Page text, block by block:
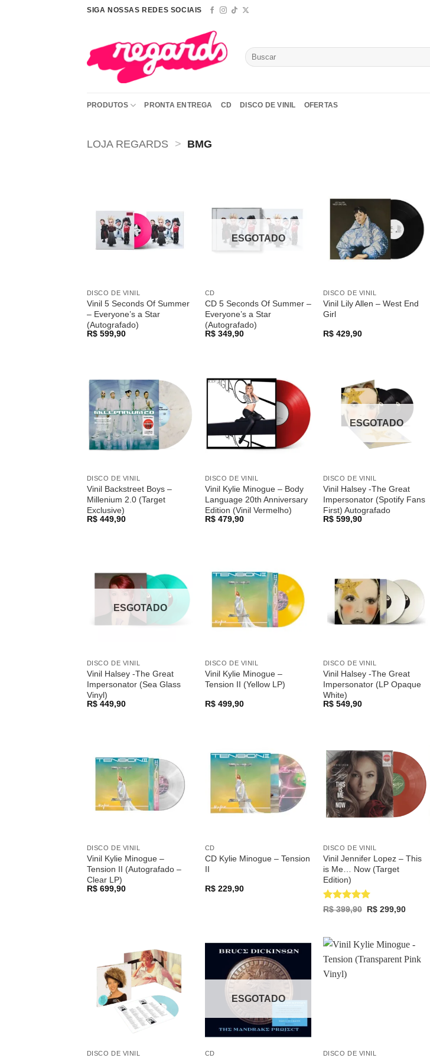
SIGA NOSSAS REDES SOCIAIS
Pesquisar
por:
PRODUTOS PRONTA ENTREGA CD DISCO DE VINIL OFERTAS
LOJA REGARDS > BMG
a lista de
desejos
DISCO DE VINIL
Vinil 5 Seconds Of Summer
– Everyone’s a Star
(Autografado)
R$599,90
a lista de
desejos
ESGOTADO
CD
CD 5 Seconds Of Summer –
Everyone’s a Star
(Autografado)
R$349,90
Adicionar
a lista de
desejos
DISCO DE VINIL
Vinil Lily Allen – West End
Girl
R$429,90
Adicionar
a lista de
desejos
DISCO DE VINIL
Vinil Backstreet Boys –
Millenium 2.0 (Target
Exclusive)
R$449,90
Adicionar
a lista de
desejos
DISCO DE VINIL
Vinil Kylie Minogue – Body
Language 20th Anniversary
Edition (Vinil Vermelho)
R$479,90
Adicionar
a lista de
desejos
ESGOTADO
DISCO DE VINIL
Vinil Halsey -The Great
Impersonator (Spotify Fans
First) Autografado
R$599,90
Adicionar
a lista de
desejos
ESGOTADO
DISCO DE VINIL
Vinil Halsey -The Great
Impersonator (Sea Glass
Vinyl)
R$449,90
Adicionar
a lista de
desejos
DISCO DE VINIL
Vinil Kylie Minogue –
Tension II (Yellow LP)
R$499,90
Adicionar
a lista de
desejos
DISCO DE VINIL
Vinil Halsey -The Great
Impersonator (LP Opaque
White)
R$549,90
Adicionar
a lista de
desejos
DISCO DE VINIL
Vinil Kylie Minogue –
Tension II (Autografado –
Clear LP)
R$699,90
Adicionar
a lista de
desejos
CD
CD Kylie Minogue – Tension
II
R$229,90
Adicionar
a lista de
desejos
DISCO DE VINIL
Vinil Jennifer Lopez – This
is Me… Now (Target
Edition)
Avaliação 5
R$399,90 Original
R$ 299,90Current
Adicionar
a lista de
desejos
DISCO DE VINIL
Adicionar
a lista de
desejos
ESGOTADO
CD DISCO DE VINIL